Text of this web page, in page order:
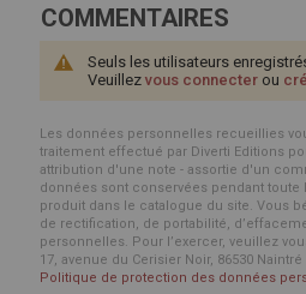
COMMENTAIRES
Seuls les utilisateurs
Veuillez vous connecter ou
Les données personnelles recueillies
traitement effectué par Diverti Editions
attribution d'une note - assortie d'un
données sont conservées pendant toute
produit dans le catalogue du site. Vous
de rectification, de portabilité,
personnelles. Pour l’exercer, veuillez
17, avenue du Cerisier Noir, 86530
Politique de protection des données